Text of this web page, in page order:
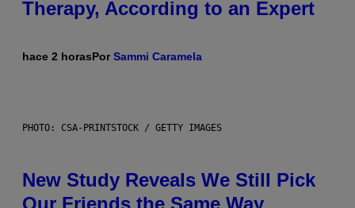
Therapy, According to an Expert
hace 2 horasPorSammi Caramela
PHOTO: CSA-PRINTSTOCK / GETTY IMAGES
New Study Reveals We Still Pick
Our Friends the Same Way